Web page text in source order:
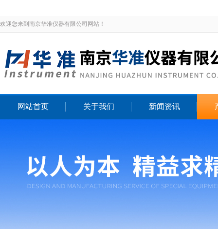
欢迎您来到南京华准仪器有限公司网站！
网站首页 关于我们 新闻资讯